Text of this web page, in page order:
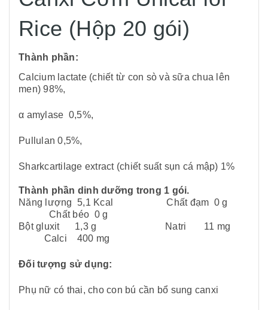
Rice (Hộp 20 gói)
Thành phần:
Calcium lactate (chiết từ con sò và sữa chua lên
men) 98%,
α amylase 0,5%,
Pullulan 0,5%,
Sharkcartilage extract (chiết suất sụn cá mập) 1%
Thành phần dinh dưỡng trong 1 gói.
Năng lượng 5,1 Kcal Chất đạm 0 g
Chất béo 0 g
Bột gluxit 1,3 g Natri 11 mg
Calci 400 mg
Đối tượng sử dụng:
Phụ nữ có thai, cho con bú cần bổ sung canxi